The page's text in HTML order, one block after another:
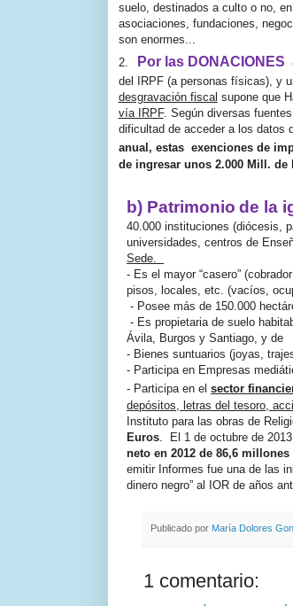
suelo, destinados a culto o no,
asociaciones, fundaciones,
son enormes...
2.
Por las DONACIONES
del IRPF (a personas físicas), y
desgravación fiscal supone que
vía IRPF. Según diversas
dificultad de acceder a los datos
anual, estas exenciones de
de ingresar unos 2.000 Mill. de
b) Patrimonio de la
40.000 instituciones (diócesis,
universidades, centros de
Sede.
- Es el mayor “casero”
pisos, locales, etc. (vacíos,
- Posee más de 150.000
- Es propietaria de suelo
Ávila, Burgos y Santiago, y de
- Bienes suntuarios (joyas,
- Participa en Empresas
- Participa en elsector
depósitos, letras del tesoro,
Instituto para las obras de
Euros. El 1 de octubre de
neto en 2012 de 86,6
emitir Informes fue una de las
dinero negro” al IOR de años
Publicado por María Dolores
1 comentario: